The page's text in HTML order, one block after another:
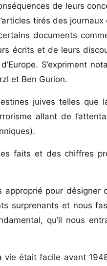
de leurs
tirés des
documents
écrits et de leurs
S’expriment
et Ben Gurion.
juives telles que
allant de
faits et des chiffres
approprié pour
surprenants et nous
qu’il nous
était facile avant